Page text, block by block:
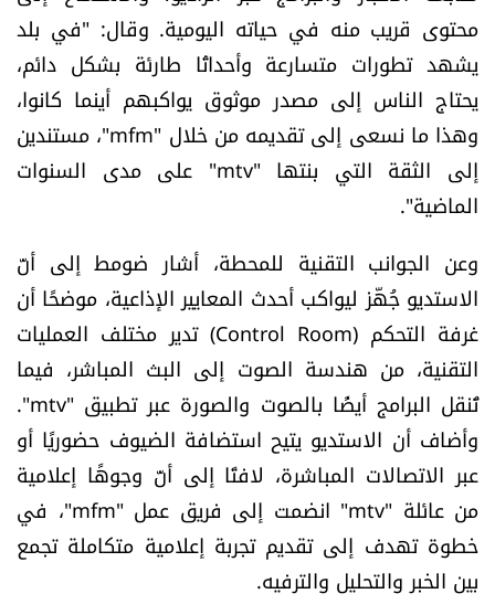
محتوى قريب منه في حياته اليومية. وقال: "في بلد
يشهد تطورات متسارعة وأحداثًا طارئة بشكل دائم،
يحتاج الناس إلى مصدر موثوق يواكبهم أينما كانوا،
وهذا ما نسعى إلى تقديمه من خلال "mfm"، مستندين
إلى الثقة التي بنتها "mtv" على مدى السنوات
الماضية".
وعن الجوانب التقنية للمحطة، أشار ضومط إلى أنّ
الاستديو جُهّز ليواكب أحدث المعايير الإذاعية، موضحًا أن
غرفة التحكم (Control Room) تدير مختلف العمليات
التقنية، من هندسة الصوت إلى البث المباشر، فيما
تُنقل البرامج أيضًا بالصوت والصورة عبر تطبيق "mtv".
وأضاف أن الاستديو يتيح استضافة الضيوف حضوريًا أو
عبر الاتصالات المباشرة، لافتًا إلى أنّ وجوهًا إعلامية
من عائلة "mtv" انضمت إلى فريق عمل "mfm"، في
خطوة تهدف إلى تقديم تجربة إعلامية متكاملة تجمع
بين الخبر والتحليل والترفيه.